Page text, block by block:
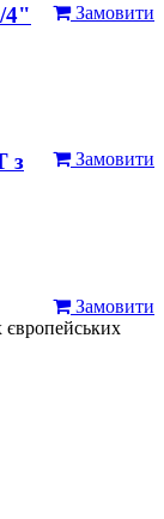
Замовити
4"
Замовити
з
Замовити
європейських